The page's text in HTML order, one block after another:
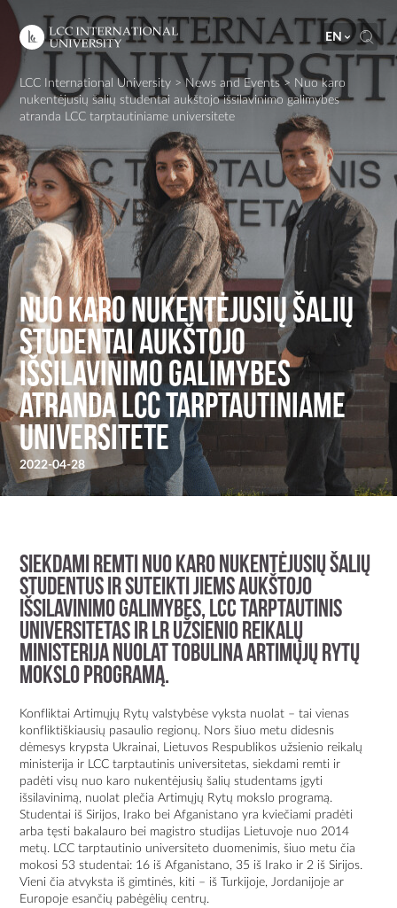
EN
LCC International University >News and Events > Nuo karo
nukentėjusių šalių studentai aukštojo išsilavinimo galimybes
atranda LCC tarptautiniame universitete
Nuo karo nukentėjusių šalių
studentai aukštojo
išsilavinimo galimybes
atranda LCC tarptautiniame
universitete
2022-04-28
Siekdami remti nuo karo nukentėjusių šalių
studentus ir suteikti jiems aukštojo
išsilavinimo galimybes, LCC tarptautinis
universitetas ir LR užsienio reikalų
ministerija nuolat tobulina Artimųjų Rytų
mokslo programą.
Konfliktai Artimųjų Rytų valstybėse vyksta nuolat – tai vienas
konfliktiškiausių pasaulio regionų. Nors šiuo metu didesnis
dėmesys krypsta Ukrainai, Lietuvos Respublikos užsienio reikalų
ministerija ir LCC tarptautinis universitetas, siekdami remti ir
padėti visų nuo karo nukentėjusių šalių studentams įgyti
išsilavinimą, nuolat plečia Artimųjų Rytų mokslo programą.
Studentai iš Sirijos, Irako bei Afganistano yra kviečiami pradėti
arba tęsti bakalauro bei magistro studijas Lietuvoje nuo 2014
metų. LCC tarptautinio universiteto duomenimis, šiuo metu čia
mokosi 53 studentai: 16 iš Afganistano, 35 iš Irako ir 2 iš Sirijos.
Vieni čia atvyksta iš gimtinės, kiti – iš Turkijoje, Jordanijoje ar
Europoje esančių pabėgėlių centrų.